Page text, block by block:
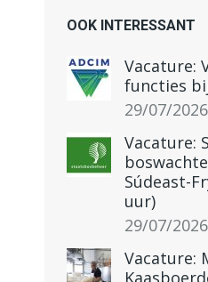
OOK INTERESSANT
Vacature:
functies bij
29/07/2026
Vacature:
Súdeast-
uur)
29/07/2026
Vacature: